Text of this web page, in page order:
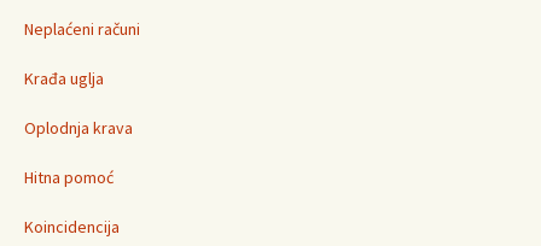
Neplaćeni računi
Krađa uglja
Oplodnja krava
Hitna pomoć
Koincidencija